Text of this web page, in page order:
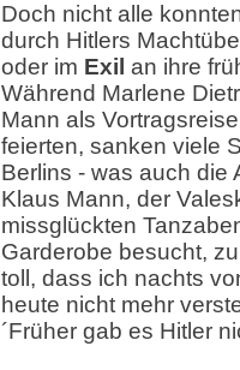
Doch nicht alle
durch Hitlers
oder im Exil an ihre
Während Marlene
Mann als
feierten, sanken viele
Berlins - was auch die
Klaus Mann, der
missglückten
Garderobe besucht,
toll, dass ich nachts
heute nicht mehr
´Früher gab es Hitler